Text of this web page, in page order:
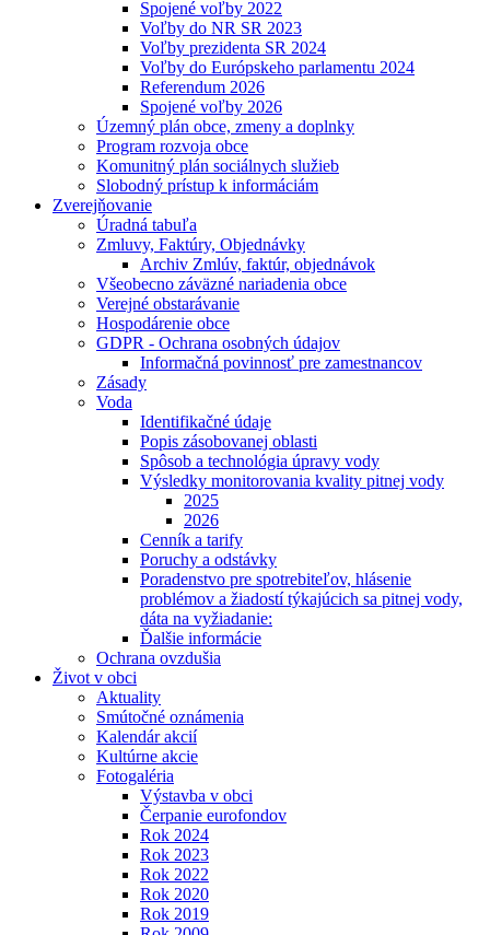
Spojené voľby 2022
Voľby do NR SR 2023
Voľby prezidenta SR 2024
Voľby do Európskeho parlamentu 2024
Referendum 2026
Spojené voľby 2026
Územný plán obce, zmeny a doplnky
Program rozvoja obce
Komunitný plán sociálnych služieb
Slobodný prístup k informáciám
Zverejňovanie
Úradná tabuľa
Zmluvy, Faktúry, Objednávky
Archiv Zmlúv, faktúr, objednávok
Všeobecno záväzné nariadenia obce
Verejné obstarávanie
Hospodárenie obce
GDPR - Ochrana osobných údajov
Informačná povinnosť pre zamestnancov
Zásady
Voda
Identifikačné údaje
Popis zásobovanej oblasti
Spôsob a technológia úpravy vody
Výsledky monitorovania kvality pitnej vody
2025
2026
Cenník a tarify
Poruchy a odstávky
Poradenstvo pre spotrebiteľov, hlásenie
problémov a žiadostí týkajúcich sa pitnej vody,
dáta na vyžiadanie:
Ďalšie informácie
Ochrana ovzdušia
Život v obci
Aktuality
Smútočné oznámenia
Kalendár akcií
Kultúrne akcie
Fotogaléria
Výstavba v obci
Čerpanie eurofondov
Rok 2024
Rok 2023
Rok 2022
Rok 2020
Rok 2019